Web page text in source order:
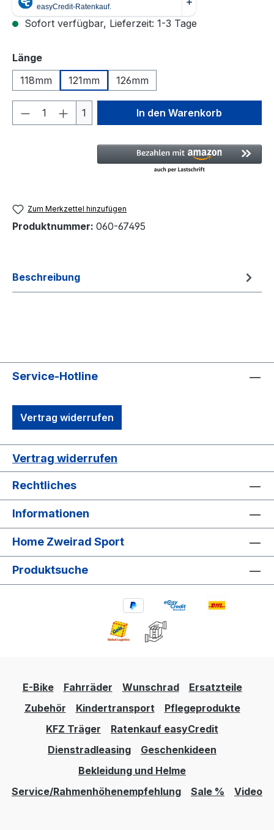
Sofort verfügbar, Lieferzeit: 1-3 Tage
Längeauswählen
118mm
121mm 126mm
Produkt Anzahl: Gib den
1 In den Warenkorb
Zum Merkzettel hinzufügen
Produktnummer: 060-67495
Beschreibung
Service-Hotline
Vertrag widerrufen
Vertrag widerrufen
Rechtliches
Informationen
Home Zweirad Sport
Produktsuche
E-Bike Fahrräder Wunschrad
Ersatzteile
Zubehör
Kindertransport
Pflegeprodukte
KFZ Träger
Ratenkauf easyCredit
Dienstradleasing
Geschenkideen
Bekleidung und Helme
Service/Rahmenhöhenempfehlung
Sale % Video